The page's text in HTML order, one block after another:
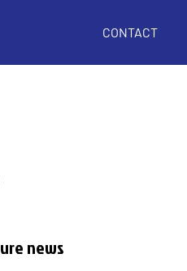
CONTACT
news